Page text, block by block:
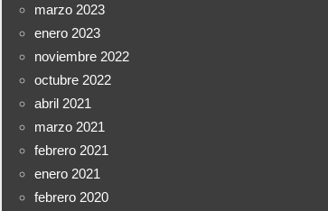
marzo 2023
enero 2023
noviembre 2022
octubre 2022
abril 2021
marzo 2021
febrero 2021
enero 2021
febrero 2020